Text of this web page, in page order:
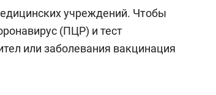
учреждений. Чтобы
(ПЦР) и тест
или заболевания вакцинация
состоянием как основа
антихрупких команд